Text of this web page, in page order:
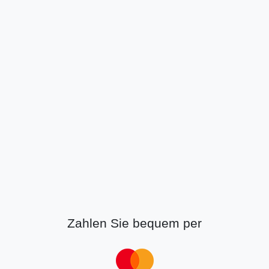
Zahlen Sie bequem per